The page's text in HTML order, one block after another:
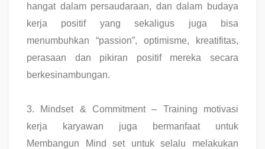
hangat dalam persaudaraan, dan dalam budaya
kerja positif yang sekaligus juga bisa
menumbuhkan “passion”, optimisme, kreatifitas,
perasaan dan pikiran positif mereka secara
berkesinambungan.
3.
Mindset & Commitment – Training motivasi
kerja karyawan juga bermanfaat untuk
Membangun Mind set untuk selalu melakukan